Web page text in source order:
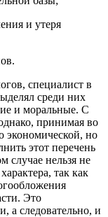
и утеря
специалист в
среди них
и моральные. С
принимая во
экономической, но
этот перечень
случае нельзя не
так как
Это
а следовательно, и